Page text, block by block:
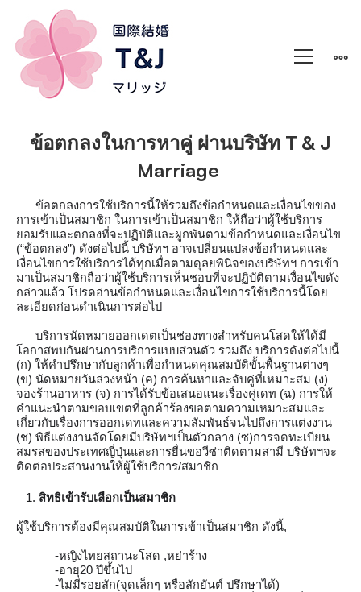
ข้อตกลงในการหาคู่ ผ่านบริษัท T & J
Marriage
ข้อตกลงการใช้บริการนี้ให้รวมถึงข้อกำหนดและเงื่อนไขของ
การเข้าเป็นสมาชิก ในการเข้าเป็นสมาชิก ให้ถือว่าผู้ใช้บริการ
ยอมรับและตกลงที่จะปฏิบัติและผูกพันตามข้อกำหนดและเงื่อนไข
(“ข้อตกลง”) ดังต่อไปนี้ บริษัทฯ อาจเปลี่ยนแปลงข้อกำหนดและ
เงื่อนไขการใช้บริการได้ทุกเมื่อตามดุลยพินิจของบริษัทฯ การเข้า
มาเป็นสมาชิกถือว่าผู้ใช้บริการเห็นชอบที่จะปฏิบัติตามเงื่อนไขดัง
กล่าวแล้ว โปรดอ่านข้อกำหนดและเงื่อนไขการใช้บริการนี้โดย
ละเอียดก่อนดำเนินการต่อไป
บริการนัดหมายออกเดตเป็นช่องทางสำหรับคนโสดให้ได้มี
โอกาสพบกันผ่านการบริการแบบส่วนตัว รวมถึง บริการดังต่อไปนี้
(ก) ให้คำปรึกษากับลูกค้าเพื่อกำหนดคุณสมบัติขั้นพื้นฐานต่างๆ
(ข) นัดหมายวันล่วงหน้า (ค) การค้นหาและจับคู่ที่เหมาะสม (ง)
จองร้านอาหาร (จ) การได้รับข้อเสนอแนะเรื่องคู่เดท (ฉ) การให้
คำแนะนำตามขอบเขตที่ลูกค้าร้องขอตามความเหมาะสมและ
เกี่ยวกับเรื่องการออกเดทและความสัมพันธ์จนไปถึงการแต่งงาน
(ช) พิธีแต่งงานจัดโดยมีบริษัทฯเป็นตัวกลาง (ซ)การจดทะเบียน
สมรสของประเทศญี่ปุ่นและการยื่นขอวีซ่าติดตามสามี บริษัทฯจะ
ติดต่อประสานงานให้ผู้ใช้บริการ/สมาชิก
สิทธิเข้ารับเลือกเป็นสมาชิก
ผู้ใช้บริการต้องมีคุณสมบัติในการเข้าเป็นสมาชิก ดังนี้,
-หญิงไทยสถานะโสด ,หย่าร้าง
-อายุ20 ปีขึ้นไป
-ไม่มีรอยสัก(จุดเล็กๆ หรือสักยันต์ ปรึกษาได้)